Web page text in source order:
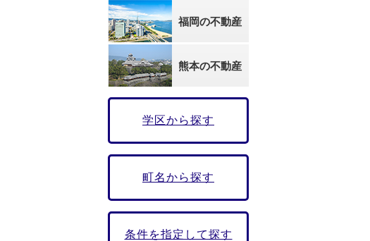
福岡の不動産
熊本の不動産
学区から探す
町名から探す
条件を指定して探す